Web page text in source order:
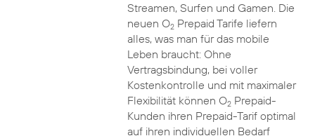
Streamen, Surfen und Gamen. Die
neuen O2Prepaid Tarife liefern
alles, was man für das mobile
Leben braucht: Ohne
Vertragsbindung, bei voller
Kostenkontrolle und mit maximaler
Flexibilität können O2Prepaid-
Kunden ihren Prepaid-Tarif optimal
auf ihren individuellen Bedarf